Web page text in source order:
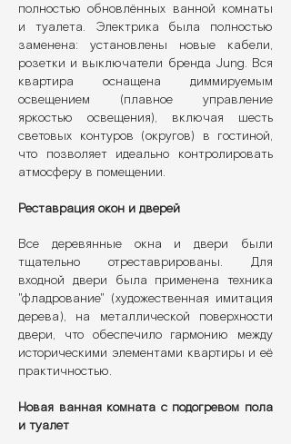
полностью обновлённых ванной комнаты
и туалета. Электрика была полностью
заменена: установлены новые кабели,
розетки и выключатели бренда Jung. Вся
квартира оснащена диммируемым
освещением (плавное управление
яркостью освещения), включая шесть
световых контуров (округов) в гостиной,
что позволяет идеально контролировать
атмосферу в помещении.
Реставрация окон и дверей
Все деревянные окна и двери были
тщательно отреставрированы. Для
входной двери была применена техника
"фладрование" (художественная имитация
дерева), на металлической поверхности
двери, что обеспечило гармонию между
историческими элементами квартиры и её
практичностью.
Новая ванная комната с подогревом пола
и туалет